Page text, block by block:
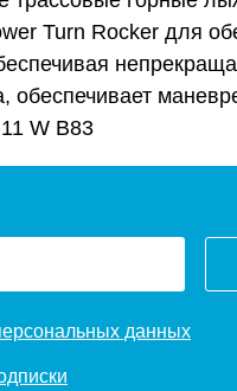
Turn Rocker для
W B83
данных